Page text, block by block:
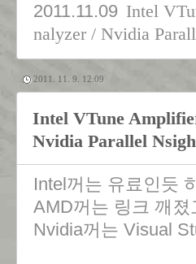
2011.11.09 Intel
nalyzer / Nvidia
2011. 11. 9. 12:09
Intel VTune
Nvidia Parallel
Intel꺼는 유료인듯
AMD꺼는 링크 깨졌
Nvidia꺼는 Visual